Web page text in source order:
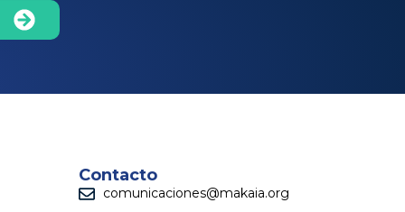
Contacto
comunicaciones@makaia.org